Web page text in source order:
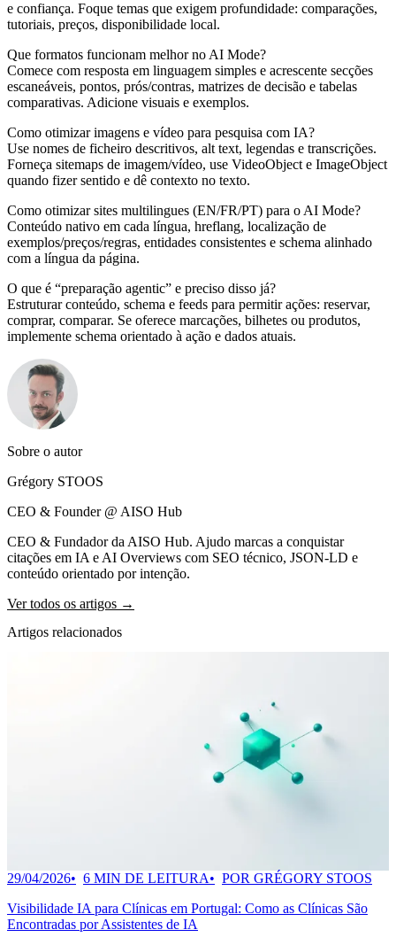
e confiança. Foque temas que exigem profundidade: comparações,
tutoriais, preços, disponibilidade local.
Que formatos funcionam melhor no AI Mode?
Comece com resposta em linguagem simples e acrescente secções
escaneáveis, pontos, prós/contras, matrizes de decisão e tabelas
comparativas. Adicione visuais e exemplos.
Como otimizar imagens e vídeo para pesquisa com IA?
Use nomes de ficheiro descritivos, alt text, legendas e transcrições.
Forneça sitemaps de imagem/vídeo, use VideoObject e ImageObject
quando fizer sentido e dê contexto no texto.
Como otimizar sites multilingues (EN/FR/PT) para o AI Mode?
Conteúdo nativo em cada língua, hreflang, localização de
exemplos/preços/regras, entidades consistentes e schema alinhado
com a língua da página.
O que é “preparação agentic” e preciso disso já?
Estruturar conteúdo, schema e feeds para permitir ações: reservar,
comprar, comparar. Se oferece marcações, bilhetes ou produtos,
implemente schema orientado à ação e dados atuais.
Sobre o autor
Grégory STOOS
CEO & Founder @ AISO Hub
CEO & Fundador da AISO Hub. Ajudo marcas a conquistar
citações em IA e AI Overviews com SEO técnico, JSON-LD e
conteúdo orientado por intenção.
Ver todos os artigos →
Artigos relacionados
29/04/2026 6 MIN DE LEITURA
POR GRÉGORY STOOS
Visibilidade IA para Clínicas em Portugal: Como as Clínicas São
Encontradas por Assistentes de IA